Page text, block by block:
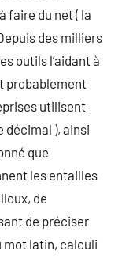
faire du net ( la
des milliers
outils l’aidant à
probablement
utilisent
décimal ), ainsi
que
les entailles
de
de préciser
mot latin, calculi